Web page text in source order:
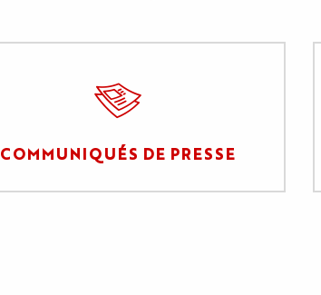
COMMUNIQUÉS DE PRESSE